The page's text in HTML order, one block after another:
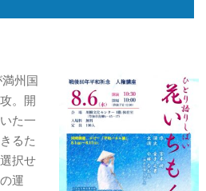
州国
。開
た一
るた
択せ
運